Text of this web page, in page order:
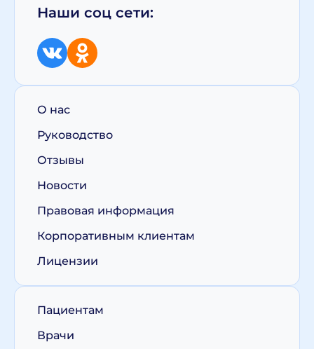
Наши соц сети:
О нас
Руководство
Отзывы
Новости
Правовая информация
Корпоративным клиентам
Лицензии
Пациентам
Врачи